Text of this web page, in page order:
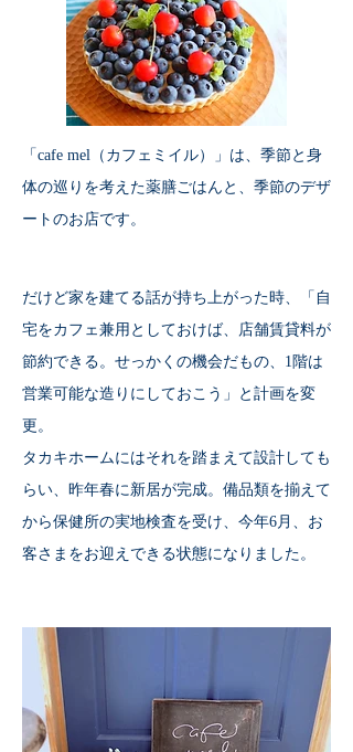
「cafe mel（カフェミイル）」は、季節と身
体の巡りを考えた薬膳ごはんと、季節のデザ
ートのお店です。
だけど家を建てる話が持ち上がった時、「自
宅をカフェ兼用としておけば、店舗賃貸料が
節約できる。せっかくの機会だもの、1階は
営業可能な造りにしておこう」と計画を変
更。
タカキホームにはそれを踏まえて設計しても
らい、昨年春に新居が完成。備品類を揃えて
から保健所の実地検査を受け、今年6月、お
客さまをお迎えできる状態になりました。